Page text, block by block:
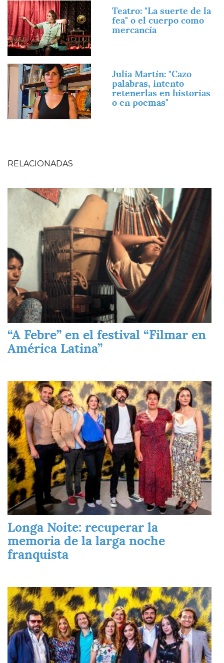
Imagen
Teatro: "La suerte de la
fea" o el cuerpo como
mercancía
Imagen
Julia Martín: "Cazo
palabras, intento
retenerlas en historias
o en poemas"
RELACIONADAS
Imagen
“A Febre” en el festival “Filmar en
América Latina”
Imagen
Longa Noite: recuperar la
memoria de la larga noche
franquista
Imagen